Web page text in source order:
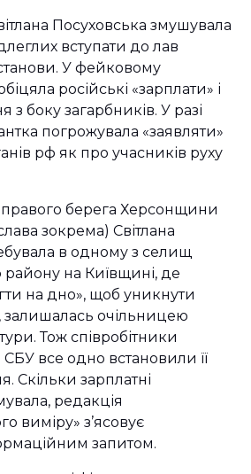
Посуховська змушувала
вступати до лав
У фейковому
російські «зарплати» і
з боку загарбників. У разі
погрожувала «заявляти»
рф як про учасників руху
правого берега Херсонщини
зокрема) Світлана
в одному з селищ
району на Київщині, де
на дно», щоб уникнути
залишалась очільницею
Тож співробітники
все одно встановили її
Скільки зарплатні
редакція
виміру» з’ясовує
запитом.